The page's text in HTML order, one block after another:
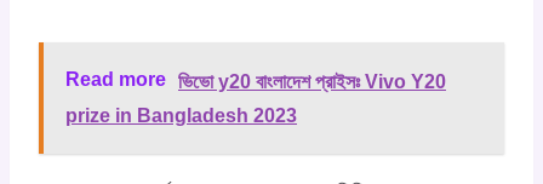
Read more ভিভো y20 বাংলাদেশ প্রাইসঃ Vivo Y20
prize in Bangladesh 2023